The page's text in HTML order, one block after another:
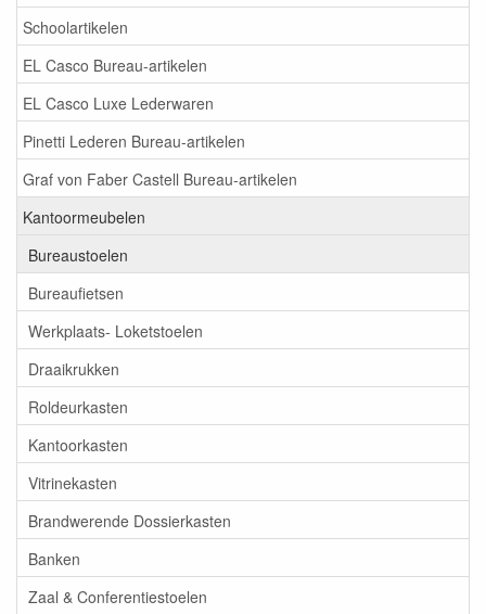
Schoolartikelen
EL Casco Bureau-artikelen
EL Casco Luxe Lederwaren
Pinetti Lederen Bureau-artikelen
Graf von Faber Castell Bureau-artikelen
Kantoormeubelen
Bureaustoelen
Bureaufietsen
Werkplaats- Loketstoelen
Draaikrukken
Roldeurkasten
Kantoorkasten
Vitrinekasten
Brandwerende Dossierkasten
Banken
Zaal & Conferentiestoelen